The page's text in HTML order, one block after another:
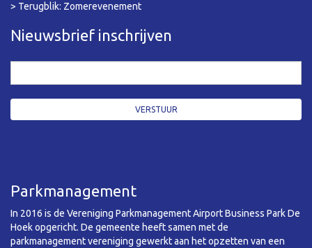
> Terugblik: Zomerevenement
Nieuwsbrief inschrijven
Parkmanagement
In 2016 is de Vereniging Parkmanagement Airport Business Park De
Hoek opgericht. De gemeente heeft samen met de
parkmanagement vereniging gewerkt aan het opzetten van een